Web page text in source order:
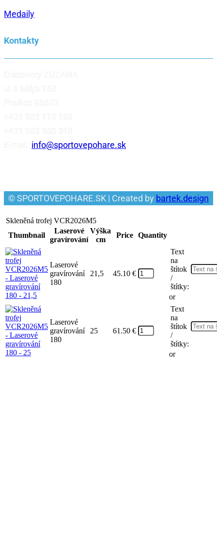
Medaily
Kontakty
info@sportovepohare.sk
© SPORTOVEPOHARE.SK | Created by bartek.design
Skleněná trofej VCR2026M5
Thumbnail
Laserové
gravírování
Výška
cm
Price Quantity
Laserové
gravírování
180
21,5 45.10 €
Text
na
štítok
/
štítky:
or
Laserové
gravírování
180
25 61.50 €
Text
na
štítok
/
štítky:
or